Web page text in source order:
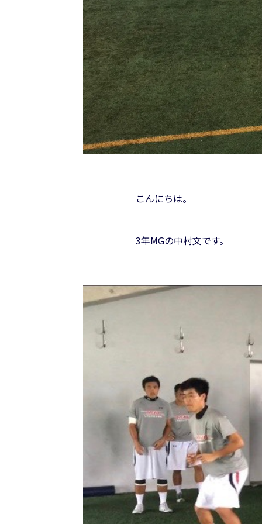
こんにちは。
3年MGの中村文です。